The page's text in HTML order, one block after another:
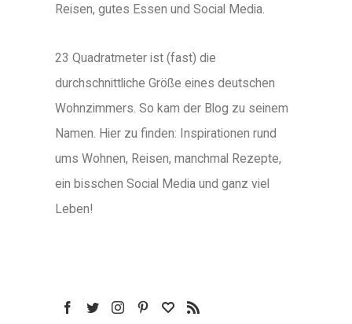
Reisen, gutes Essen und Social Media.
23 Quadratmeter ist (fast) die
durchschnittliche Größe eines deutschen
Wohnzimmers. So kam der Blog zu seinem
Namen. Hier zu finden: Inspirationen rund
ums Wohnen, Reisen, manchmal Rezepte,
ein bisschen Social Media und ganz viel
Leben!